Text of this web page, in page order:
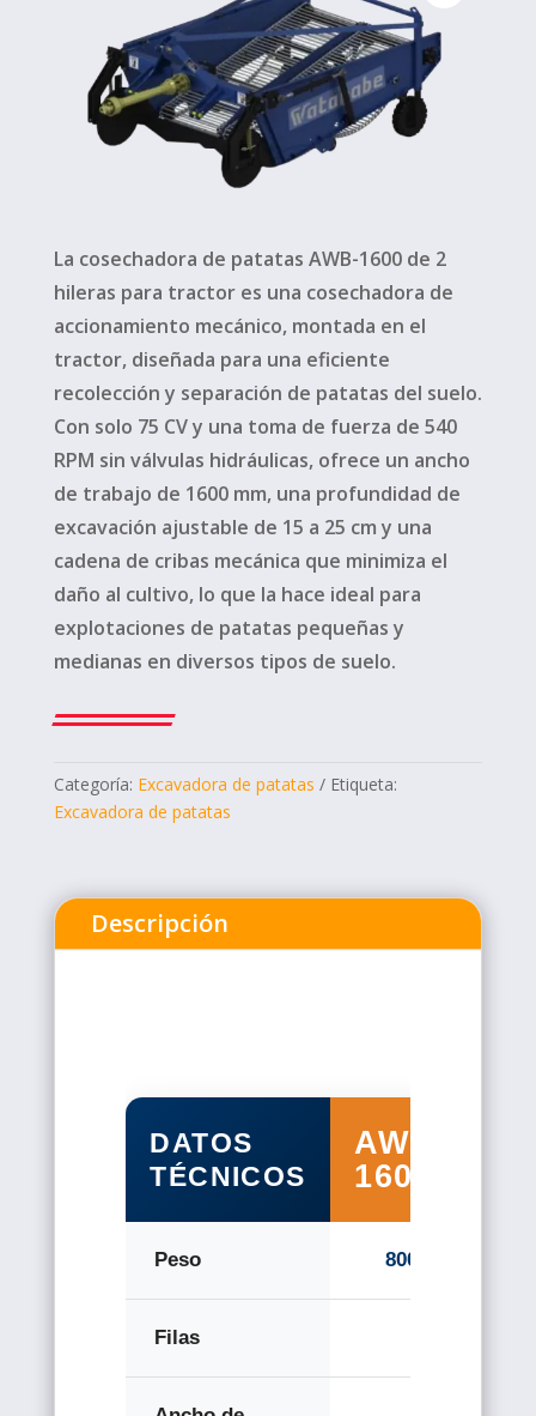
La cosechadora de patatas AWB-1600 de 2
hileras para tractor es una cosechadora de
accionamiento mecánico, montada en el
tractor, diseñada para una eficiente
recolección y separación de patatas del suelo.
Con solo 75 CV y ​​una toma de fuerza de 540
RPM sin válvulas hidráulicas, ofrece un ancho
de trabajo de 1600 mm, una profundidad de
excavación ajustable de 15 a 25 cm y una
cadena de cribas mecánica que minimiza el
daño al cultivo, lo que la hace ideal para
explotaciones de patatas pequeñas y
medianas en diversos tipos de suelo.
Categoría: Excavadora de patatas
Etiqueta:
Excavadora de patatas
Descripción
DATOS
TÉCNICOS
AWB-
1600
Peso 800 kilos
Filas